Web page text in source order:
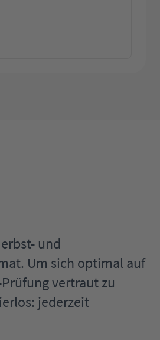
und
Um sich optimal auf
vertraut zu
jederzeit